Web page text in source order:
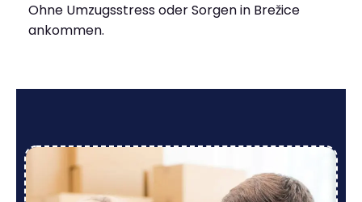
Ohne Umzugsstress oder Sorgen in Brežice
ankommen.